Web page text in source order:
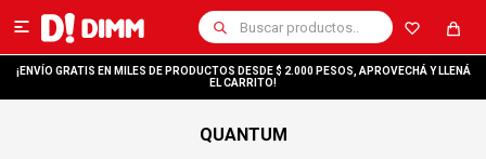

¡ENVÍO GRATIS EN MILES DE PRODUCTOS DESDE $ 2.000 PESOS, APROVECHÁ Y LLENÁ
EL CARRITO!
QUANTUM